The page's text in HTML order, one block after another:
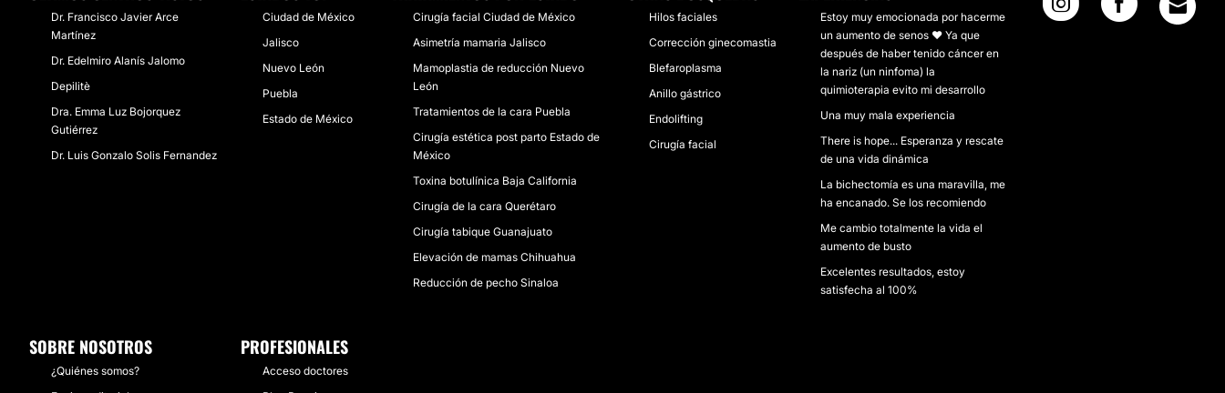
Dr. Francisco Javier Arce
Martínez
Dr. Edelmiro Alanís Jalomo
Depilitè
Dra. Emma Luz Bojorquez
Gutiérrez
Dr. Luis Gonzalo Solis Fernandez
Ciudad de México
Jalisco
Nuevo León
Puebla
Estado de México
Cirugía facial Ciudad de México
Asimetría mamaria Jalisco
Mamoplastia de reducción Nuevo
León
Tratamientos de la cara Puebla
Cirugía estética post parto Estado de
México
Toxina botulínica Baja California
Cirugía de la cara Querétaro
Cirugía tabique Guanajuato
Elevación de mamas Chihuahua
Reducción de pecho Sinaloa
Hilos faciales
Corrección ginecomastia
Blefaroplasma
Anillo gástrico
Endolifting
Cirugía facial
Estoy muy emocionada por hacerme
un aumento de senos ❤️ Ya que
después de haber tenido cáncer en
la nariz (un ninfoma) la
quimioterapia evito mi desarrollo
Una muy mala experiencia
There is hope... Esperanza y rescate
de una vida dinámica
La bichectomía es una maravilla, me
ha encanado. Se los recomiendo
Me cambio totalmente la vida el
aumento de busto
Excelentes resultados, estoy
satisfecha al 100%
SOBRE NOSOTROS
¿Quiénes somos?
PROFESIONALES
Acceso doctores